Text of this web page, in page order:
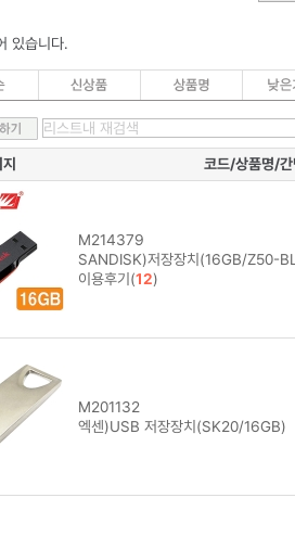
있습니다.
코드/상품명/간
M214379
SANDISK)저장장치(16GB/Z50-
이용후기(12)
M201132
엑센)USB 저장장치(SK20/16GB)